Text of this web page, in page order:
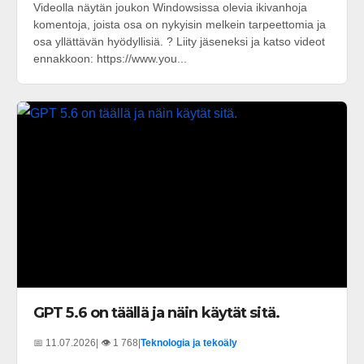
Videolla näytän joukon Windowsissa olevia ikivanhoja
komentoja, joista osa on nykyisin melkein tarpeettomia ja
osa yllättävän hyödyllisiä. ? Liity jäseneksi ja katso videot
ennakkoon: https://www.you...
GPT 5.6 on täällä ja näin käytät sitä.
📅 11.07.2026| 👁️ 1 768|Teknologia ja tekoäly